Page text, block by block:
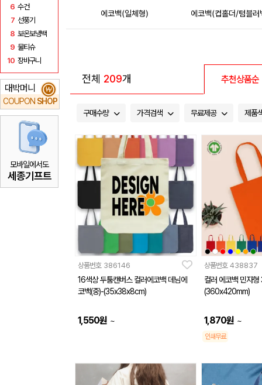
6 수건
7 선풍기
8 보온보냉백
9 물티슈
10 장바구니
대박머니
COUPON SHOP
₩
모바일에서도
세종기프트
에코백(일체형)
에코백(컵홀더/텀블러
전체 209개 추천상품순
구매수량 가격검색 무료제공 제품
상품번호 386146
16색상 두툼캔버스 컬러에코백 데님에
코백(중)-(35x38x8cm)
1,550원 ~
상품번호 438837
컬러 에코백 민자
(360x420mm)
1,870원 ~
인쇄무료